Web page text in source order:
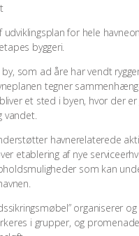
udviklingsplan for hele
byggeri.
by, som ad åre har vendt
tegner
et sted i byen, hvor der
vandet.
havnerelaterede
etablering af nye
som kan
organiserer
i grupper, og